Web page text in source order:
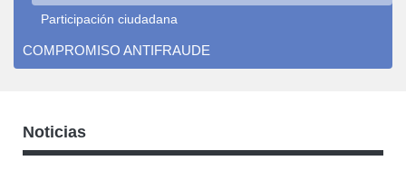
Participación ciudadana
COMPROMISO ANTIFRAUDE
Noticias